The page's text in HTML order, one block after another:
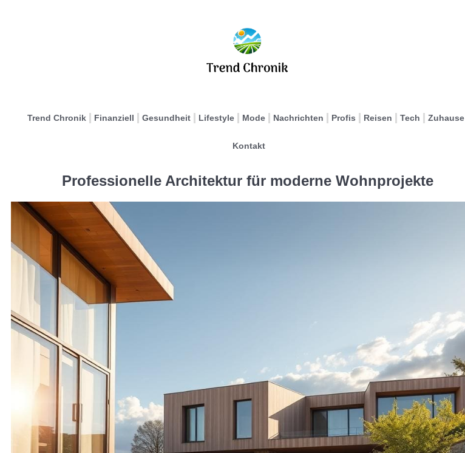
Trend Chronik Finanziell Gesundheit Lifestyle Mode Nachrichten Profis Reisen Tech Zuhause
Kontakt
Professionelle Architektur für moderne Wohnprojekte